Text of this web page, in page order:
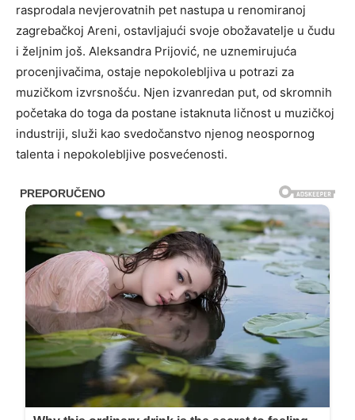
rasprodala nevjerovatnih pet nastupa u renomiranoj
zagrebačkoj Areni, ostavljajući svoje obožavatelje u čudu
i željnim još. Aleksandra Prijović, ne uznemirujuća
procenjivačima, ostaje nepokolebljiva u potrazi za
muzičkom izvrsnošću. Njen izvanredan put, od skromnih
početaka do toga da postane istaknuta ličnost u muzičkoj
industriji, služi kao svedočanstvo njenog neospornog
talenta i nepokolebljive posvećenosti.